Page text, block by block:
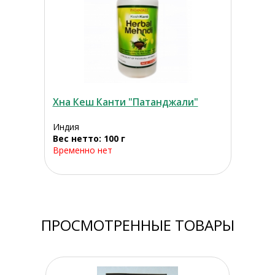
Хна Кеш Канти "Патанджали"
Индия
Вес нетто: 100 г
Временно нет
ПРОСМОТРЕННЫЕ ТОВАРЫ